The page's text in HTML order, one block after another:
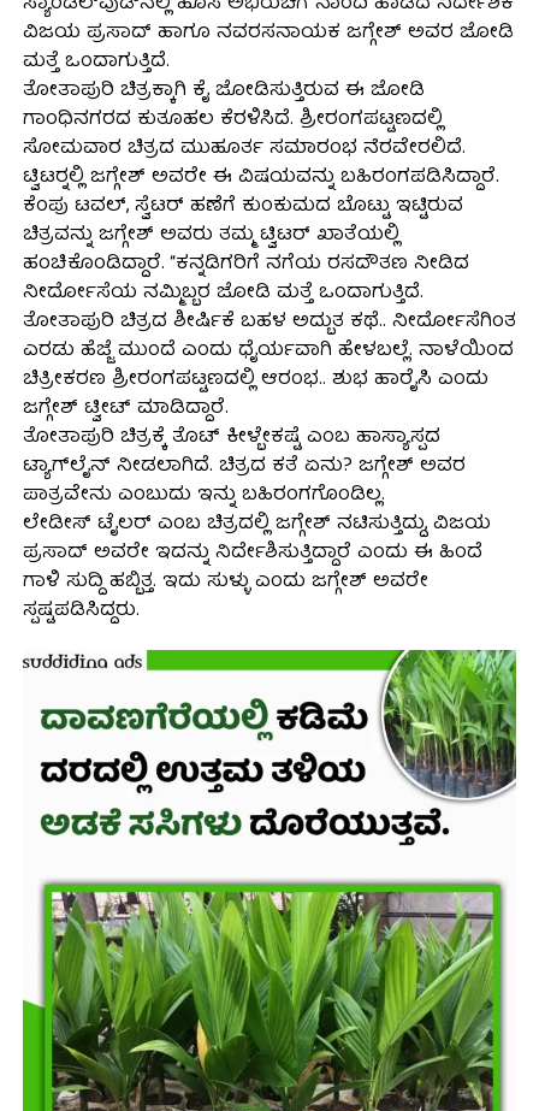
ವಿಜಯ ಪ್ರಸಾದ್ ಹಾಗೂ ನವರಸನಾಯಕ ಜಗ್ಗೇಶ್ ಅವರ ಜೋಡಿ
ಮತ್ತೆ ಒಂದಾಗುತ್ತಿದೆ.
ತೋತಾಪುರಿ ಚಿತ್ರಕ್ಕಾಗಿ ಕೈ ಜೋಡಿಸುತ್ತಿರುವ ಈ ಜೋಡಿ
ಗಾಂಧಿನಗರದ ಕುತೂಹಲ ಕೆರಳಿಸಿದೆ. ಶ್ರೀರಂಗಪಟ್ಟಣದಲ್ಲಿ
ಸೋಮವಾರ ಚಿತ್ರದ ಮುಹೂರ್ತ ಸಮಾರಂಭ ನೆರವೇರಲಿದೆ.
ಟ್ವಿಟರ್‍ನಲ್ಲಿ ಜಗ್ಗೇಶ್ ಅವರೇ ಈ ವಿಷಯವನ್ನು ಬಹಿರಂಗಪಡಿಸಿದ್ದಾರೆ.
ಕೆಂಪು ಟವಲ್, ಸ್ವೆಟರ್ ಹಣೆಗೆ ಕುಂಕುಮದ ಬೊಟ್ಟು ಇಟ್ಟಿರುವ
ಚಿತ್ರವನ್ನು ಜಗ್ಗೇಶ್ ಅವರು ತಮ್ಮ ಟ್ವಿಟರ್ ಖಾತೆಯಲ್ಲಿ
ಹಂಚಿಕೊಂಡಿದ್ದಾರೆ. “ಕನ್ನಡಿಗರಿಗೆ ನಗೆಯ ರಸದೌತಣ ನೀಡಿದ
ನೀರ್ದೋಸೆಯ ನಮ್ಮಿಬ್ಬರ ಜೋಡಿ ಮತ್ತೆ ಒಂದಾಗುತ್ತಿದೆ.
ತೋತಾಪುರಿ ಚಿತ್ರದ ಶೀರ್ಷಿಕೆ ಬಹಳ ಅದ್ಬುತ ಕಥೆ.. ನೀರ್ದೋಸೆಗಿಂತ
ಎರಡು ಹೆಜ್ಜೆ ಮುಂದೆ ಎಂದು ಧೈರ್ಯವಾಗಿ ಹೇಳಬಲ್ಲೆ. ನಾಳೆಯಿಂದ
ಚಿತ್ರೀಕರಣ ಶ್ರೀರಂಗಪಟ್ಟಣದಲ್ಲಿ ಆರಂಭ.. ಶುಭ ಹಾರೈಸಿ ಎಂದು
ಜಗ್ಗೇಶ್ ಟ್ವೀಟ್ ಮಾಡಿದ್ದಾರೆ.
ತೋತಾಪುರಿ ಚಿತ್ರಕ್ಕೆ ತೊಟ್ ಕೀಳ್ಬೇಕಷ್ಟೆ ಎಂಬ ಹಾಸ್ಯಾಸ್ಪದ
ಟ್ಯಾಗ್‍ಲೈನ್ ನೀಡಲಾಗಿದೆ. ಚಿತ್ರದ ಕತೆ ಏನು? ಜಗ್ಗೇಶ್ ಅವರ
ಪಾತ್ರವೇನು ಎಂಬುದು ಇನ್ನು ಬಹಿರಂಗಗೊಂಡಿಲ್ಲ.
ಲೇಡೀಸ್ ಟೈಲರ್ ಎಂಬ ಚಿತ್ರದಲ್ಲಿ ಜಗ್ಗೇಶ್ ನಟಿಸುತ್ತಿದ್ದು, ವಿಜಯ
ಪ್ರಸಾದ್ ಅವರೇ ಇದನ್ನು ನಿರ್ದೇಶಿಸುತ್ತಿದ್ದಾರೆ ಎಂದು ಈ ಹಿಂದೆ
ಗಾಳಿ ಸುದ್ದಿ ಹಬ್ಬಿತ್ತ. ಇದು ಸುಳ್ಳು ಎಂದು ಜಗ್ಗೇಶ್ ಅವರೇ
ಸ್ಪಷ್ಟಪಡಿಸಿದ್ದರು.